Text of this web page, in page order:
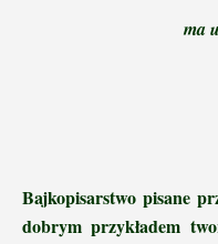
ma
Bajkopisarstwo pisane
dobrym przykładem